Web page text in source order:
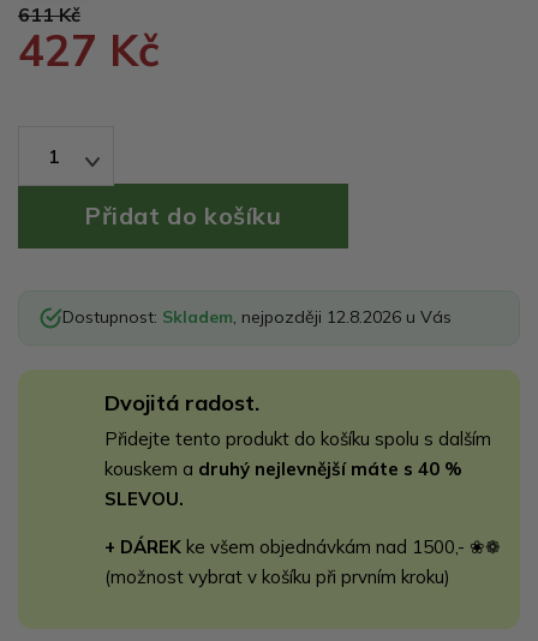
611 Kč
427 Kč
1
Dostupnost: Skladem, nejpozději 12.8.2026 u Vás
Dvojitá radost.
Přidejte tento produkt do košíku spolu s dalším
kouskem a druhý nejlevnější máte s 40 %
SLEVOU.
+ DÁREK ke všem objednávkám nad 1500,- ❀❁
(možnost vybrat v košíku při prvním kroku)